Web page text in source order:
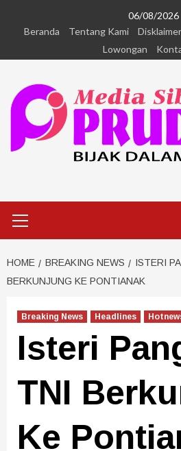
06/08/2026
Beranda
Tentang Kami Disklaimer
Lowongan
HOME BREAKING NEWS
ISTERI
BERKUNJUNG KE PONTIANAK
Breaking News Headlines
Isteri
TNI
Ke